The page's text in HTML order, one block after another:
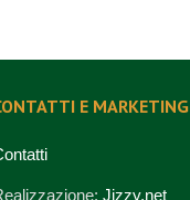
E MARKETING
Jizzy.net